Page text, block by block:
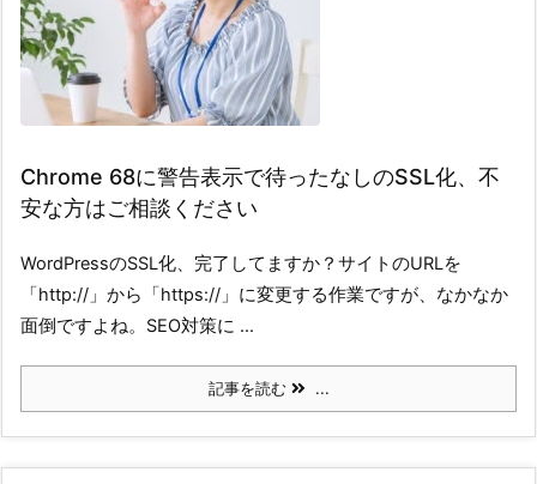
Chrome 68に警告表示で待ったなしのSSL化、不
安な方はご相談ください
WordPressのSSL化、完了してますか？サイトのURLを
「http://」から「https://」に変更する作業ですが、なかなか
面倒ですよね。SEO対策に ...
記事を読む ...